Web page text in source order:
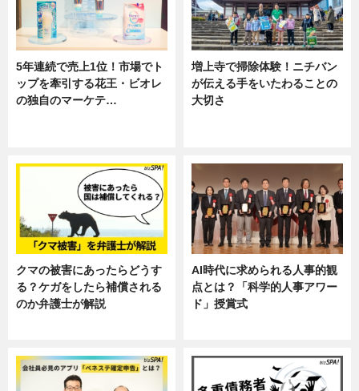
5年連続で売上1位！市場でト
ップを牽引する花王・ビオレ
の独自のマーケテ…
増上寺で掃除体験！ニチバン
が伝える手をいたわることの
大切さ
クマの被害にあったらどうす
る？ケガをしたら補償される
のか弁護士が解説
AI時代に求められる人事的観
点とは？「科学的人事アワー
ド」授賞式